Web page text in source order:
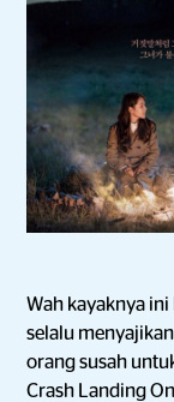
Wah kayaknya
selalu
orang susah
Crash Landing